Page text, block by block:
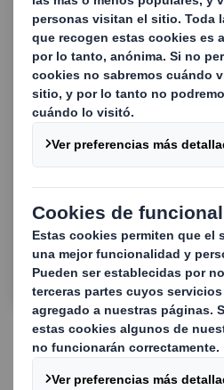
Safe Sender
Esta solución ayuda a
envíos online de e-Tailers,
contribuyendo a resolver un
38.962 millones de euros